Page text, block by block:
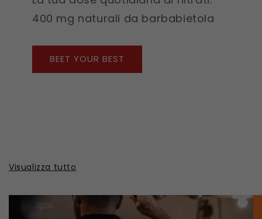
400 mg naturali da barbabietola
BEET YOUR BEST
Visualizza tutto